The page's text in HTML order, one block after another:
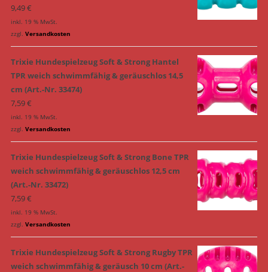
9,49€
inkl. 19 % MwSt.
zzgl. Versandkosten
Trixie Hundespielzeug Soft & Strong Hantel
TPR weich schwimmfähig & geräuschlos 14,5
cm (Art.-Nr. 33474)
7,59€
inkl. 19 % MwSt.
zzgl. Versandkosten
Trixie Hundespielzeug Soft & Strong Bone TPR
weich schwimmfähig & geräuschlos 12,5 cm
(Art.-Nr. 33472)
7,59€
inkl. 19 % MwSt.
zzgl. Versandkosten
Trixie Hundespielzeug Soft & Strong Rugby TPR
weich schwimmfähig & geräusch 10 cm (Art.-